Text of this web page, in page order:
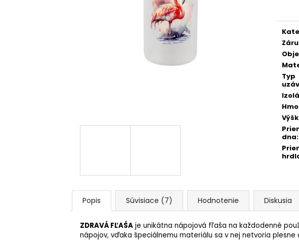
Typ
dna:
Popis Súvisiace (7) Hodnotenie Diskusia
ZDRAVÁ FĽAŠA je unikátna nápojová fľaša na každodenné
nápojov, vďaka špeciálnemu materiálu sa v nej netvoria